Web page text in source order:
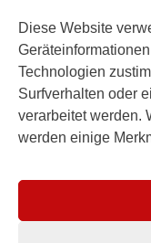
Diese Website
Technologien
Surfverhalten oder
verarbeitet werden.
werden einige
32756 Detmold
Links